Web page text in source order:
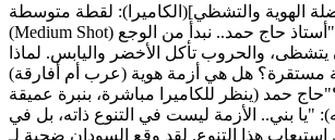
الهوية والتشظي] ​(الكاميرا): لقطة متوسطة
(Medium Shot) تجمع الاثنين. ​المذيع: "أستاذ حاج حمد.. نبدأ من الوجع
يتشظى، والحروب تأكل الأخضر واليابس. لماذا
مستقرة؟ هل هي أزمة هوية (عرب أم أفارقة)
​حاج حمد (ينظر للكاميرا مباشرة، بنبرة عميقة
"يا بني.. الأزمة ليست في التنوع ذاته، بل في
هذا التنوع. لقد وقع السودان ضحية لـ